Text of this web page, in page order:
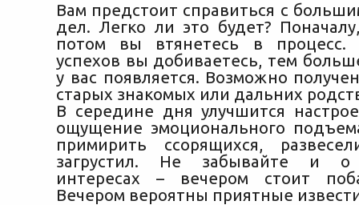
Вам предстоит справиться с
дел. Легко ли это будет?
потом вы втянетесь в
успехов вы добиваетесь, тем
у вас появляется. Возможно
старых знакомых или дальних
В середине дня улучшится
ощущение эмоционального
примирить ссорящихся,
загрустил. Не забывайте и о
интересах – вечером стоит
Вечером вероятны приятные